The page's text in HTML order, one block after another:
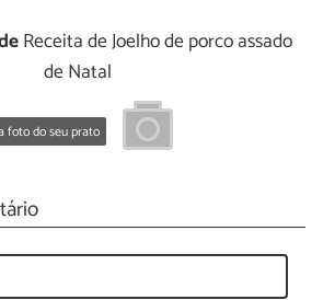
Receita de Joelho de porco assado
de Natal
foto do seu prato